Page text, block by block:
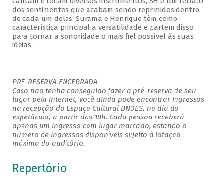
dos sentimentos que acabam sendo reprimidos dentro
de cada um deles. Surama e Henrique têm como
característica principal a versatilidade e partem disso
para tornar a sonoridade o mais fiel possível às suas
ideias.
PRÉ-RESERVA ENCERRADA
Caso não tenha conseguido fazer a pré-reserva de seu
lugar pela internet, você ainda pode encontrar ingressos
na recepção do Espaço Cultural BNDES, no dia do
espetáculo, a partir das 18h. Cada pessoa receberá
apenas um ingresso com lugar marcado, estando o
número de ingressos disponíveis sujeito à lotação
máxima do auditório.
Repertório